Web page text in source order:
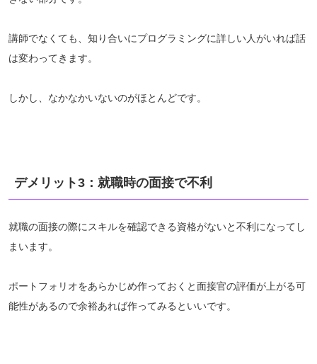
講師でなくても、知り合いにプログラミングに詳しい人がいれば話
は変わってきます。
しかし、なかなかいないのがほとんどです。
デメリット3：就職時の面接で不利
就職の面接の際にスキルを確認できる資格がないと不利になってし
まいます。
ポートフォリオをあらかじめ作っておくと面接官の評価が上がる可
能性があるので余裕あれば作ってみるといいです。